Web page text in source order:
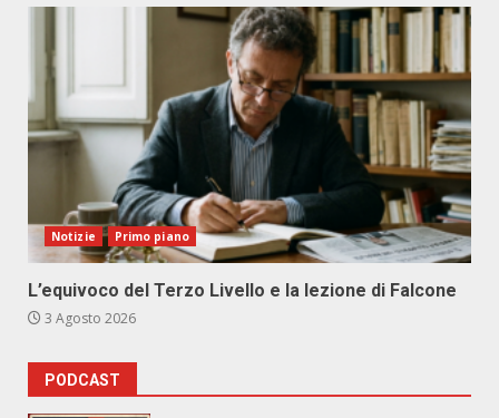
Notizie Primo piano
L’equivoco del Terzo Livello e la lezione di Falcone
3 Agosto 2026
PODCAST